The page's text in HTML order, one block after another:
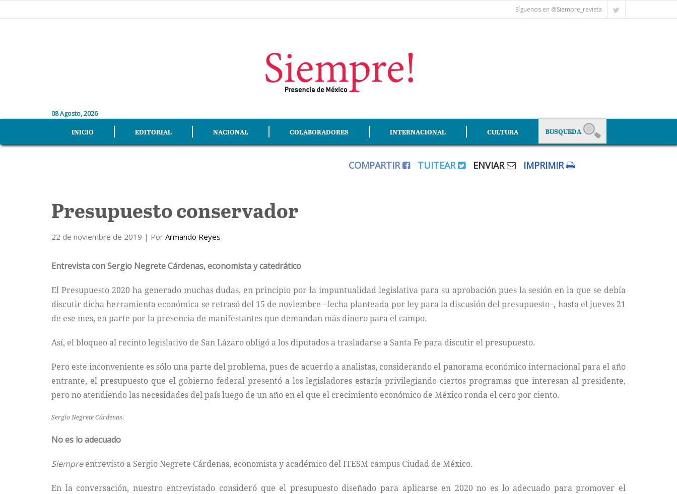
Síguenos en @Siempre_revista
08 Agosto, 2026
INICIO EDITORIAL NACIONAL COLABORADORES INTERNACIONAL CULTURA
COMPARTIR TUITEAR ENVIAR IMPRIMIR
Presupuesto conservador
22 de noviembre de 2019 | Por Armando Reyes
Entrevista con Sergio Negrete Cárdenas, economista y catedrático
El Presupuesto 2020 ha generado muchas dudas, en principio por la impuntualidad legislativa para su aprobación pues la sesión en la que se debía
discutir dicha herramienta económica se retrasó del 15 de noviembre –fecha planteada por ley para la discusión del presupuesto–, hasta el jueves 21
de ese mes, en parte por la presencia de manifestantes que demandan más dinero para el campo.
Así, el bloqueo al recinto legislativo de San Lázaro obligó a los diputados a trasladarse a Santa Fe para discutir el presupuesto.
Pero este inconveniente es sólo una parte del problema, pues de acuerdo a analistas, considerando el panorama económico internacional para el año
entrante, el presupuesto que el gobierno federal presentó a los legisladores estaría privilegiando ciertos programas que interesan al presidente,
pero no atendiendo las necesidades del país luego de un año en el que el crecimiento económico de México ronda el cero por ciento.
Sergio Negrete Cárdenas.
No es lo adecuado
Siempreentrevisto a Sergio Negrete Cárdenas, economista y académico del ITESM campus Ciudad de México.
En la conversación, nuestro entrevistado consideró que el presupuesto diseñado para aplicarse en 2020 no es lo adecuado para promover el